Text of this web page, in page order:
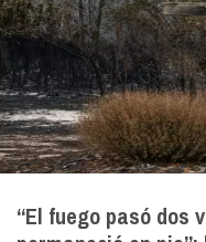
“El fuego pasó dos